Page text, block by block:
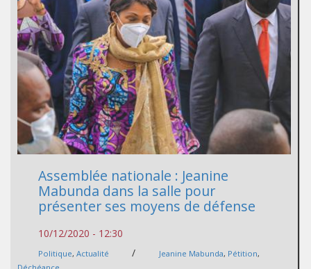
Assemblée nationale : Jeanine
Mabunda dans la salle pour
présenter ses moyens de défense
10/12/2020 - 12:30
Politique, Actualité / Jeanine Mabunda, Pétition,
Déchéance